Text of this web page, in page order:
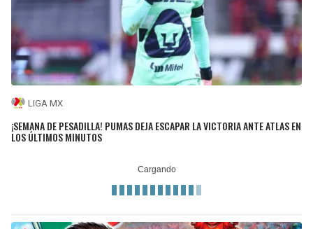
LIGA MX
¡SEMANA DE PESADILLA! PUMAS DEJA ESCAPAR LA VICTORIA ANTE ATLAS EN
LOS ÚLTIMOS MINUTOS